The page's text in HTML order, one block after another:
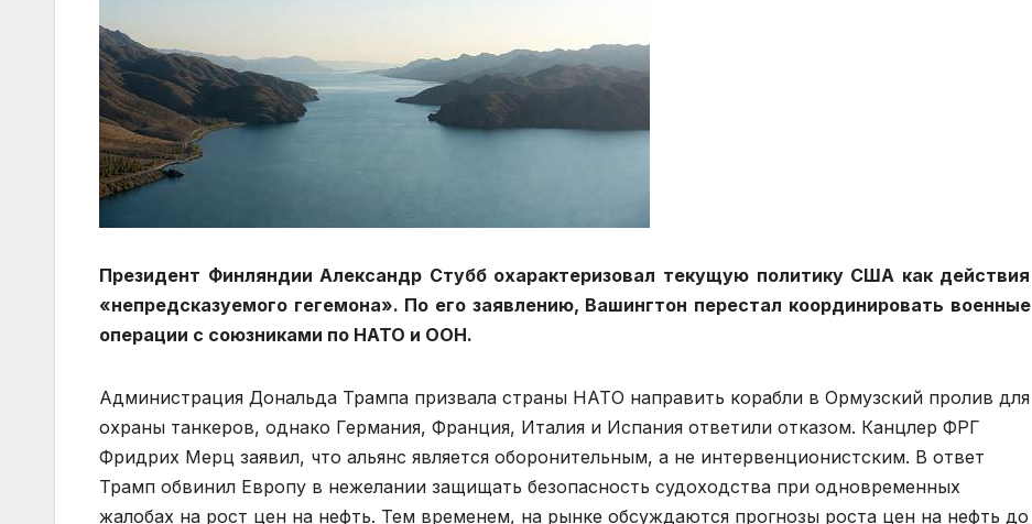
Президент Финляндии Александр Стубб охарактеризовал текущую политику США как действия
«непредсказуемого гегемона». По его заявлению, Вашингтон перестал координировать военные
операции с союзниками по НАТО и ООН.
Администрация Дональда Трампа призвала страны НАТО направить корабли в Ормузский пролив для
охраны танкеров, однако Германия, Франция, Италия и Испания ответили отказом. Канцлер ФРГ
Фридрих Мерц заявил, что альянс является оборонительным, а не интервенционистским. В ответ
Трамп обвинил Европу в нежелании защищать безопасность судоходства при одновременных
жалобах на рост цен на нефть. Тем временем, на рынке обсуждаются прогнозы роста цен на нефть до